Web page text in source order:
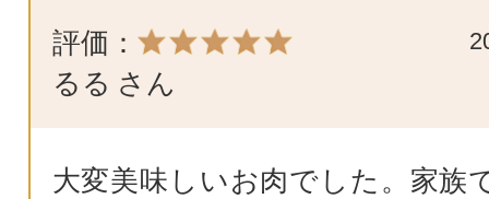
評価：
るる さん
大変美味しいお肉でした。家族